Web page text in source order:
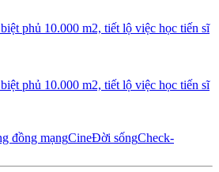
phủ 10.000 m2, tiết lộ việc học tiến sĩ
phủ 10.000 m2, tiết lộ việc học tiến sĩ
đồng mạngCineĐời sốngCheck-